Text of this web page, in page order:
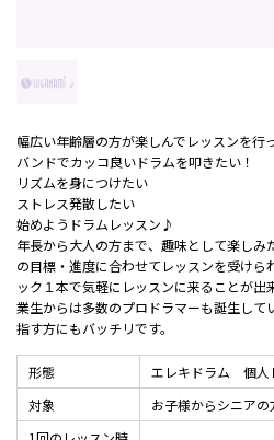
幅広い年齢層の方が楽しんでレッスンを行
バンドでカッコ良いドラムを叩きたい！
リズムを身につけたい
ストレス発散したい
始めようドラムレッスン♪
年長から大人の方まで、趣味として楽しみ
の目標・進度に合わせてレッスンを受けら
ック１本で気軽にレッスンに来ることが出
業生からは多数のプロドラマーも誕生して
指す方にもバッチリです。
形態
エレキドラム 個人
対象
お子様からシニアの